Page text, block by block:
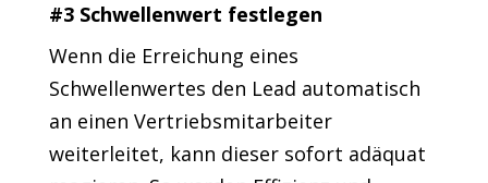
#3 Schwellenwert festlegen
Wenn die Erreichung eines
Schwellenwertes den Lead automatisch
an einen Vertriebsmitarbeiter
weiterleitet, kann dieser sofort adäquat